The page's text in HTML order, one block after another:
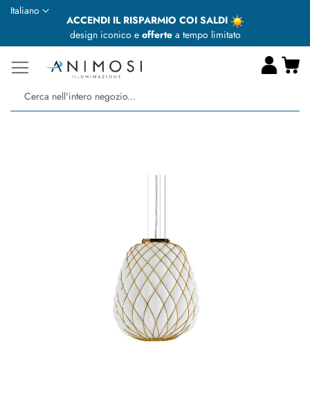
ACCENDI IL RISPARMIO COI SALDI
design iconico e offertea tempo limitato
Lingua
Italiano